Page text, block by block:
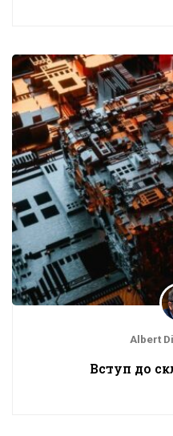
Albert
Вступ до